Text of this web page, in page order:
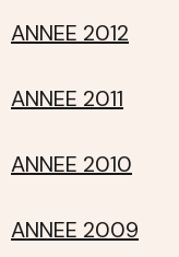
ANNEE 2012
ANNEE 2011
ANNEE 2010
ANNEE 2009